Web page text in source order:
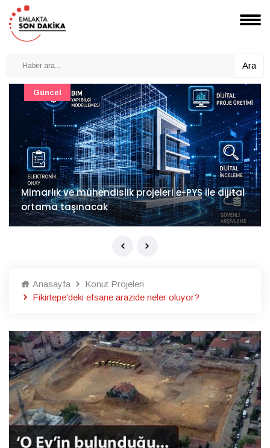
Ara
Mimarlık ve mühendislik projeleri e-PYS ile dijital
ortama taşınacak
Güncel
Anasayfa
Konut Projeleri
Fikirtepe'deki efsane arazide neler oluyor?